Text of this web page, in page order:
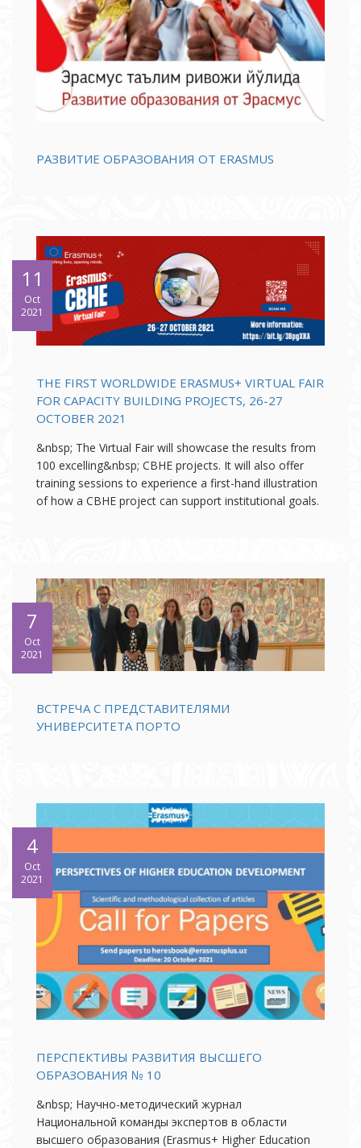
РАЗВИТИЕ ОБРАЗОВАНИЯ ОТ ERASMUS
11
Oct
2021
THE FIRST WORLDWIDE ERASMUS+ VIRTUAL FAIR
FOR CAPACITY BUILDING PROJECTS, 26-27
OCTOBER 2021
&nbsp; The Virtual Fair will showcase the results from
100 excelling&nbsp; CBHE projects. It will also offer
training sessions to experience a first-hand illustration
of how a CBHE project can support institutional goals.
7
Oct
2021
ВСТРЕЧА С ПРЕДСТАВИТЕЛЯМИ
УНИВЕРСИТЕТА ПОРТО
4
Oct
2021
ПЕРСПЕКТИВЫ РАЗВИТИЯ ВЫСШЕГО
ОБРАЗОВАНИЯ № 10
&nbsp; Научно-методический журнал
Национальной команды экспертов в области
высшего образования (Erasmus+ Higher Education